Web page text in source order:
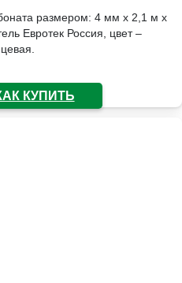
размером: 4 мм х 2,1 м х
Евротек Россия, цвет –
КУПИТЬ